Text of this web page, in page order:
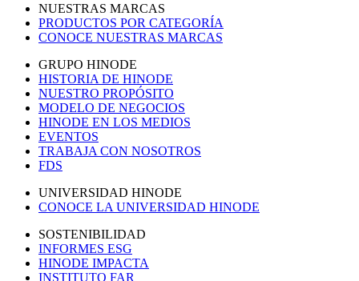
NUESTRAS MARCAS
PRODUCTOS POR CATEGORÍA
CONOCE NUESTRAS MARCAS
GRUPO HINODE
HISTORIA DE HINODE
NUESTRO PROPÓSITO
MODELO DE NEGOCIOS
HINODE EN LOS MEDIOS
EVENTOS
TRABAJA CON NOSOTROS
FDS
UNIVERSIDAD HINODE
CONOCE LA UNIVERSIDAD HINODE
SOSTENIBILIDAD
INFORMES ESG
HINODE IMPACTA
INSTITUTO FAR